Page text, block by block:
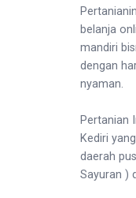
belanja
mandiri
dengan
nyaman.
Pertanian
Kediri
daerah
Sayuran )